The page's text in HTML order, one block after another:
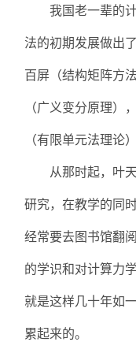
我国老一辈的
法的初期发展做出
百屏（结构矩阵方
（广义变分原理）
（有限单元法理论）
从那时起，叶
研究，在教学的同
经常要去图书馆翻
的学识和对计算力
就是这样几十年如
累起来的。